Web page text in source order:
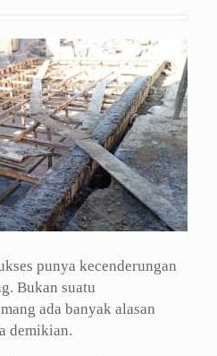
punya kecenderungan
Bukan suatu
ada banyak alasan
demikian.